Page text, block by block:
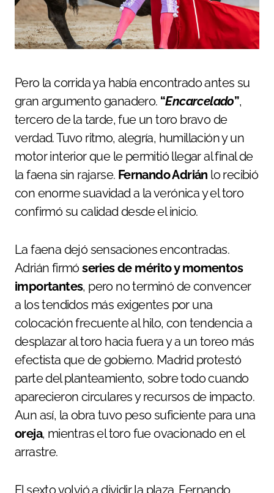
Pero la corrida ya había encontrado antes su
gran argumento ganadero. “Encarcelado”,
tercero de la tarde, fue un toro bravo de
verdad. Tuvo ritmo, alegría, humillación y un
motor interior que le permitió llegar al final de
la faena sin rajarse. Fernando Adrián lo recibió
con enorme suavidad a la verónica y el toro
confirmó su calidad desde el inicio.
La faena dejó sensaciones encontradas.
Adrián firmóseries de mérito y momentos
importantes, pero no terminó de convencer
a los tendidos más exigentes por una
colocación frecuente al hilo, con tendencia a
desplazar al toro hacia fuera y a un toreo más
efectista que de gobierno. Madrid protestó
parte del planteamiento, sobre todo cuando
aparecieron circulares y recursos de impacto.
Aun así, la obra tuvo peso suficiente para una
oreja, mientras el toro fue ovacionado en el
arrastre.
El sexto volvió a dividir la plaza. Fernando